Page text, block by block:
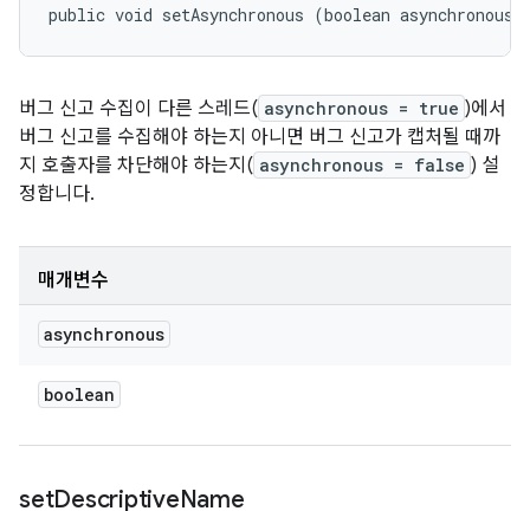
public void setAsynchronous (boolean asynchronous)
버그 신고 수집이 다른 스레드( asynchronous = true )에서
버그 신고를 수집해야 하는지 아니면 버그 신고가 캡처될 때까
지 호출자를 차단해야 하는지( asynchronous = false ) 설
정합니다.
매개변수
asynchronous
boolean
setDescriptiveName